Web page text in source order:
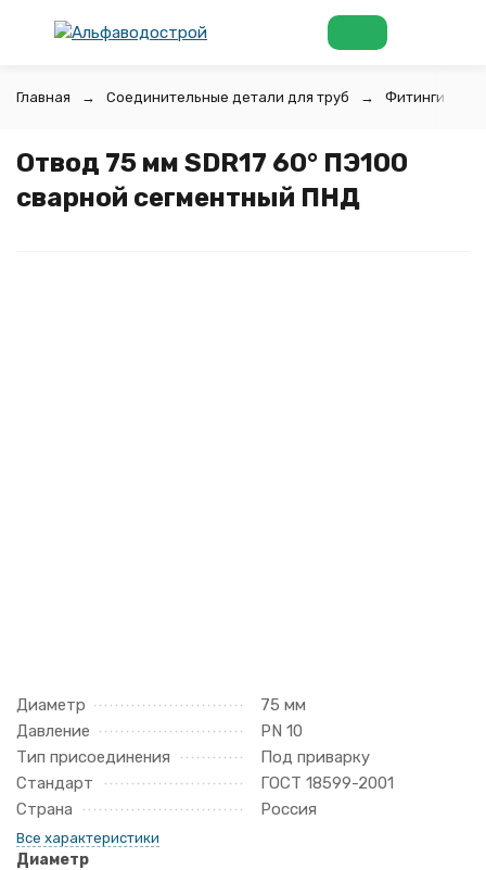
Главная Соединительные детали для труб Фитинги для
Отвод 75 мм SDR17 60° ПЭ100
сварной сегментный ПНД
Диаметр
75 мм
Давление
PN 10
Тип присоединения
Под приварку
Стандарт
ГОСТ 18599-2001
Страна
Россия
Все характеристики
Диаметр